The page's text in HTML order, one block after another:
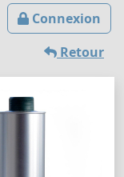
Connexion
Retour